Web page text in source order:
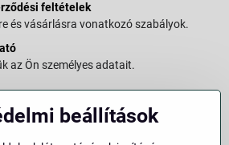
feltételek
és vásárlásra vonatkozó szabályok.
az Ön személyes adatait.
és adatkezelésről.
beállítások